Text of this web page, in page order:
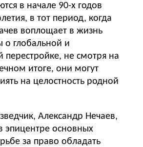
в начале 90-х годов
в тот период, когда
воплощает в жизнь
о глобальной и
перестройке, не смотря на
итоге, они могут
на целостность родной
Александр Нечаев,
эпицентре основных
за право обладать